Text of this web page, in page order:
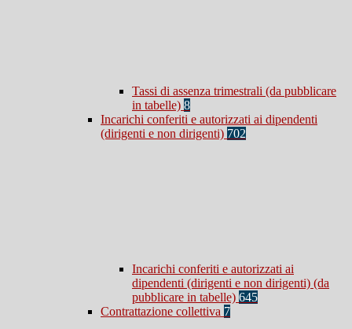
Tassi di assenza trimestrali (da pubblicare
in tabelle) 8
Incarichi conferiti e autorizzati ai dipendenti
(dirigenti e non dirigenti) 702
Incarichi conferiti e autorizzati ai
dipendenti (dirigenti e non dirigenti) (da
pubblicare in tabelle) 645
Contrattazione collettiva 7